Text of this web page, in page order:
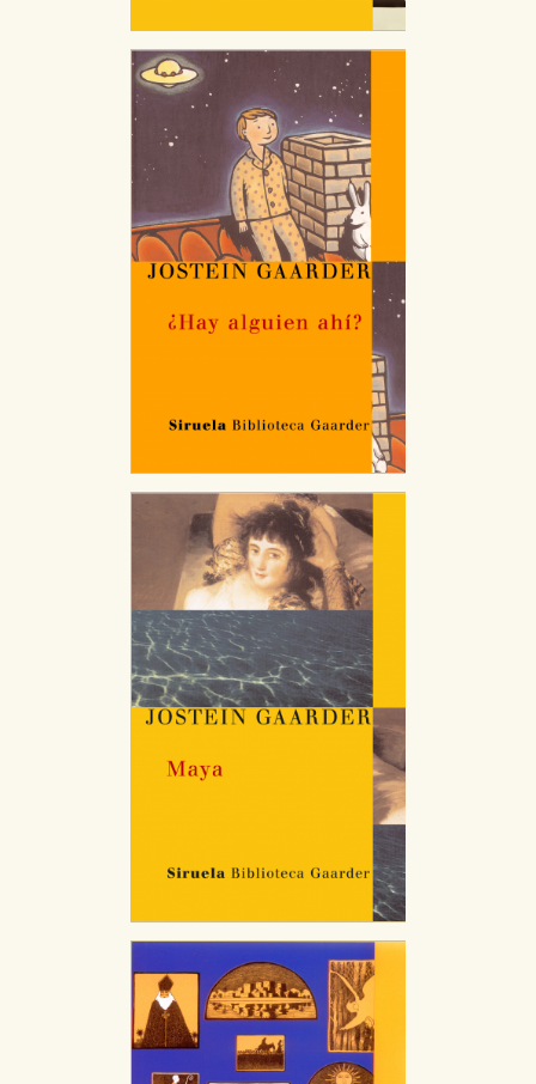
HABILITAR TODO RECHAZAR TODO
Cookies necesarias
Estas cookies son necesarias para que nuestro sitio
web funcione y no es posible deshabilitarlas desde
nuestro sistema. Es posible hacerlo desde el
navegador, pero en ese caso es posible que algunas
áreas de nuestra web dejen de funcionar
correctamente.
Estas cookies se utilizan para mejorar su experiencia
de navegación y optimizar el funcionamiento de
nuestro sitio web. Almacenan configuraciones de
servicios para que no tenga que reconfigurarlos cada
vez que nos visita. La información es agregada y, por lo
tanto, es anónima.
Estas cookies son gestionadas por nuestros socios
publicitarios y se utilizan para mostrar publicidad
relevante para sus intereses en otros sitios. No
almacenan directamente información personal sino
que se basan en la identificación única de su
navegador y dispositivo de internet.
GUARDAR CONFIGURACIÓN
Puede consultar nuestrapolítica de cookies